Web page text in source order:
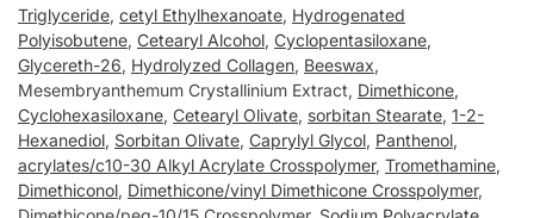
Triglyceride, cetyl Ethylhexanoate, Hydrogenated
Polyisobutene, Cetearyl Alcohol, Cyclopentasiloxane,
Glycereth-26, Hydrolyzed Collagen, Beeswax,
Mesembryanthemum Crystallinium Extract, Dimethicone,
Cyclohexasiloxane, Cetearyl Olivate, sorbitan Stearate, 1-2-
Hexanediol, Sorbitan Olivate, Caprylyl Glycol, Panthenol,
acrylates/c10-30 Alkyl Acrylate Crosspolymer, Tromethamine,
Dimethiconol, Dimethicone/vinyl Dimethicone Crosspolymer,